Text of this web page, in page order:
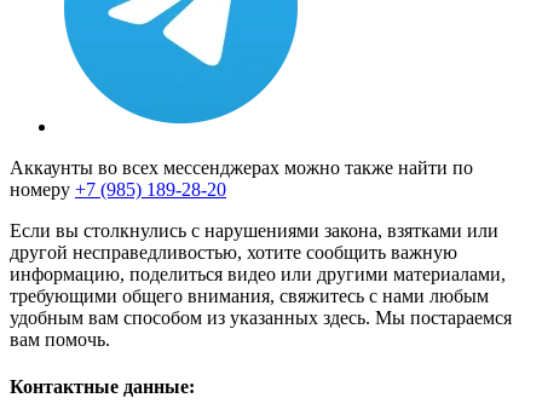
Аккаунты во всех мессенджерах можно также найти по
номеру +7 (985) 189-28-20
Если вы столкнулись с нарушениями закона, взятками или
другой несправедливостью, хотите сообщить важную
информацию, поделиться видео или другими материалами,
требующими общего внимания, свяжитесь с нами любым
удобным вам способом из указанных здесь. Мы постараемся
вам помочь.
Контактные данные: